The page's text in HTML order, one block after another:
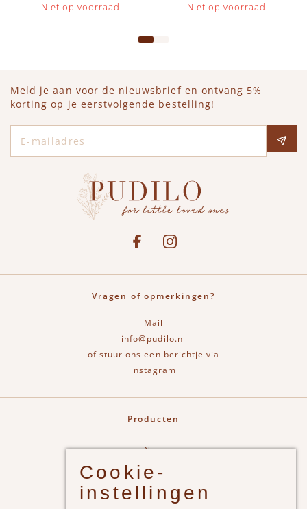
Niet op voorraad Niet op voorraad
Meld je aan voor de nieuwsbrief en ontvang 5%
korting op je eerstvolgende bestelling!
See our FacebookBekijk onze Instagram pagina
Vragen of opmerkingen?
Mail
info@pudilo.nl
of stuur ons een berichtje via
instagram
Producten
New
Jongens
Meisjes
Cookie-
instellingen